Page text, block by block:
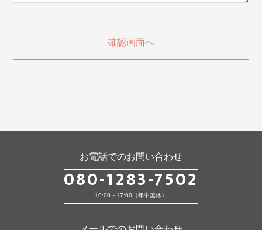
お電話でのお問い合わせ
080-1283-7502
10:00～17:00（年中無休）